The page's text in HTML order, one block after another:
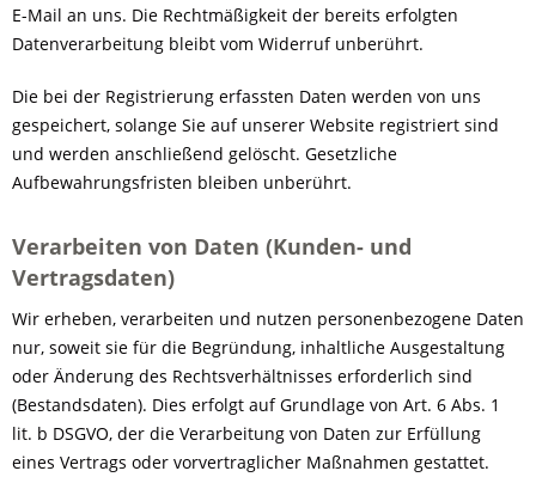
E-Mail an uns. Die Rechtmäßigkeit der bereits erfolgten
Datenverarbeitung bleibt vom Widerruf unberührt.
Die bei der Registrierung erfassten Daten werden von uns
gespeichert, solange Sie auf unserer Website registriert sind
und werden anschließend gelöscht. Gesetzliche
Aufbewahrungsfristen bleiben unberührt.
Verarbeiten von Daten (Kunden- und
Vertragsdaten)
Wir erheben, verarbeiten und nutzen personenbezogene Daten
nur, soweit sie für die Begründung, inhaltliche Ausgestaltung
oder Änderung des Rechtsverhältnisses erforderlich sind
(Bestandsdaten). Dies erfolgt auf Grundlage von Art. 6 Abs. 1
lit. b DSGVO, der die Verarbeitung von Daten zur Erfüllung
eines Vertrags oder vorvertraglicher Maßnahmen gestattet.